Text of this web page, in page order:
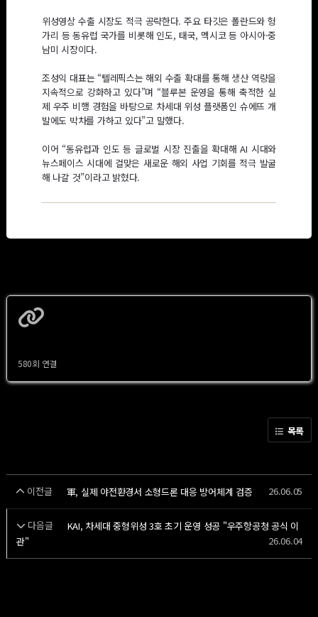
위성영상 수출 시장도 적극 공략한다. 주요 타깃은 폴란드와 헝
가리 등 동유럽 국가를 비롯해 인도, 태국, 멕시코 등 아시아·중
남미 시장이다.
조성익 대표는 “텔레픽스는 해외 수출 확대를 통해 생산 역량을
지속적으로 강화하고 있다”며 “블루본 운영을 통해 축적한 실
제 우주 비행 경험을 바탕으로 차세대 위성 플랫폼인 슈에뜨 개
발에도 박차를 가하고 있다”고 말했다.
이어 “동유럽과 인도 등 글로벌 시장 진출을 확대해 AI 시대와
뉴스페이스 시대에 걸맞은 새로운 해외 사업 기회를 적극 발굴
해 나갈 것”이라고 밝혔다.
580회 연결
목록
이전글 軍, 실제 야전환경서 소형드론 대응 방어체계 검증 26.06.05
다음글
KAI, 차세대 중형위성 3호 초기 운영 성공 "우주항공청 공식 이
관"
26.06.04